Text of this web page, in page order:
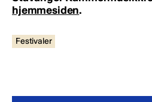
hjemmesiden.
Festivaler